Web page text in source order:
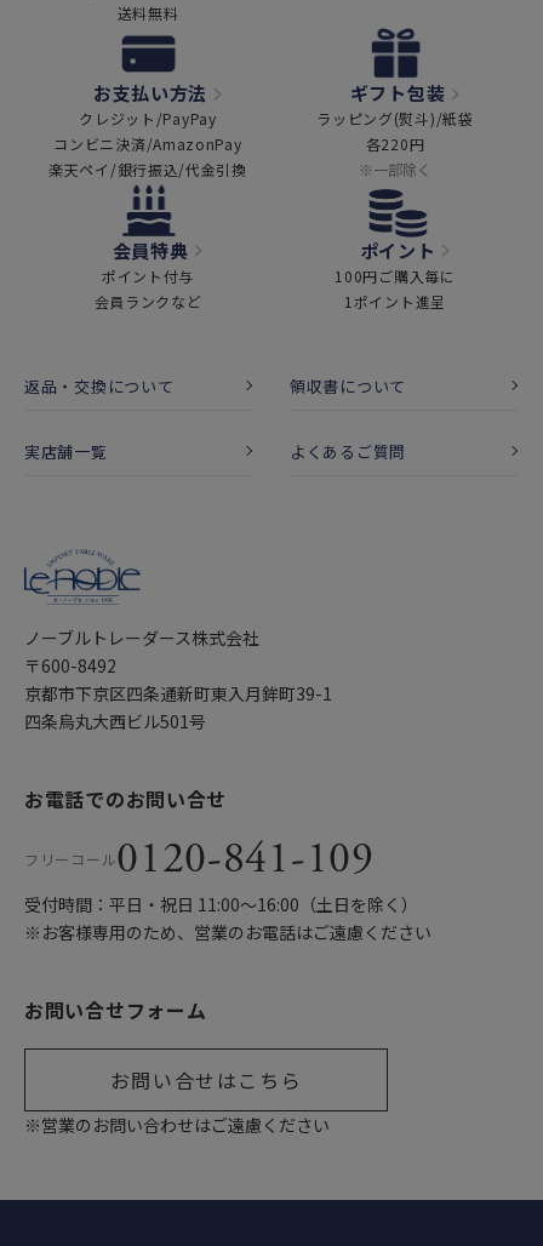
送料無料
お支払い方法
クレジット/PayPay
コンビニ決済/AmazonPay
楽天ペイ/銀行振込/代金引換
ギフト包装
ラッピング(熨斗)/紙袋
各220円
※一部除く
会員特典
ポイント付与
会員ランクなど
ポイント
100円ご購入毎に
1ポイント進呈
返品・交換について 領収書について
実店舗一覧 よくあるご質問
ノーブルトレーダース株式会社
〒600-8492
京都市下京区四条通新町東入月鉾町39-1
四条烏丸大西ビル501号
お電話でのお問い合せ
フリーコール0120-841-109
受付時間：平日・祝日 11:00〜16:00（土日を除く）
※お客様専用のため、営業のお電話はご遠慮ください
お問い合せフォーム
お問い合せはこちら
※営業のお問い合わせはご遠慮ください